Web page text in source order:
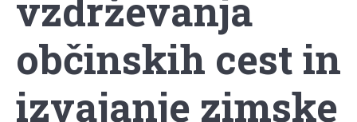
vzdrževanja
občinskih cest in
izvajanje zimske